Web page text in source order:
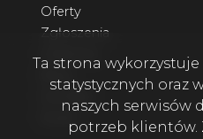
Oferty
Zgłoszenia
Kontakt
Ta strona
statystycznych oraz
naszych serwisów
potrzeb klientów.